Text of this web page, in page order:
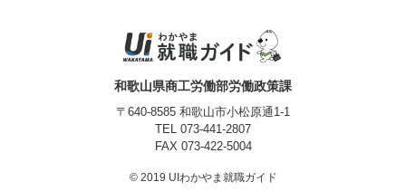
プライバシーポリシー
和歌山県商工労働部労働政策課
〒640-8585 和歌山市小松原通1-1
TEL 073-441-2807
FAX 073-422-5004
© 2019 UIわかやま就職ガイド